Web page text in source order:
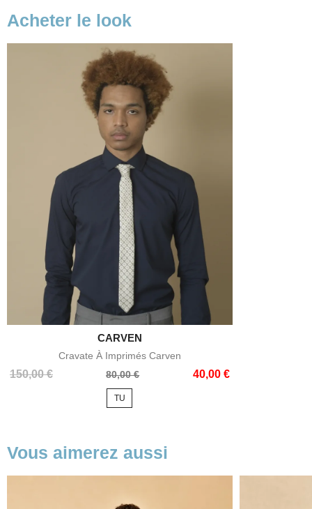
Acheter le look
Aperçu rapide
CARVEN
Cravate À Imprimés Carven
150,00 €
Prix
80,00 € 40,00 €
Prix
TU
Vous aimerez aussi